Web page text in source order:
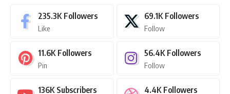
235.3K Followers
Like
69.1K Followers
Follow
11.6K Followers
Pin
56.4K Followers
Follow
136K Subscribers 4.4K Followers